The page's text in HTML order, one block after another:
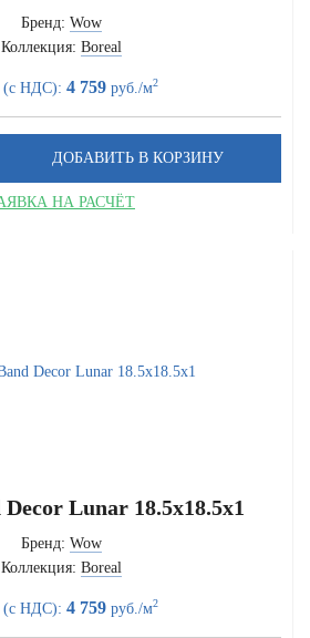
Бренд: Wow
Коллекция: Boreal
(с НДС): 4 759руб./м2
НА РАСЧЁТ
Decor Lunar 18.5x18.5x1
Бренд: Wow
Коллекция: Boreal
(с НДС): 4 759руб./м2